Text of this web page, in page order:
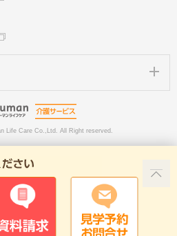
Life Care Co.,Ltd. All Right reserved.